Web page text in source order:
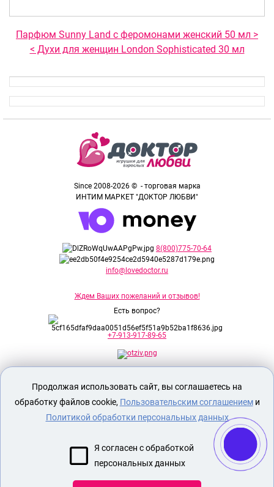
Парфюм Sunny Land с феромонами женский 50 мл >
< Духи для женщин London Sophisticated 30 мл
Since 2008-2026 © - торговая марка
ИНТИМ МАРКЕТ "ДОКТОР ЛЮБВИ"
8(800)775-70-64
info@lovedoctor.ru
Ждем Ваших пожеланий и отзывов!
Есть вопрос?
+7-913-917-89-65
исключительно для лиц старше 18 лет!
Евразийского соответствия.
ОПЛАТА И ДОСТАВКА
СЕКС ИГРУШКИ
Продолжая использовать сайт, вы соглашаетесь на
обработку файлов cookie, Пользовательским соглашениеми
Политикой обработки персональных данных
Я согласен с обработкой
персональных данных